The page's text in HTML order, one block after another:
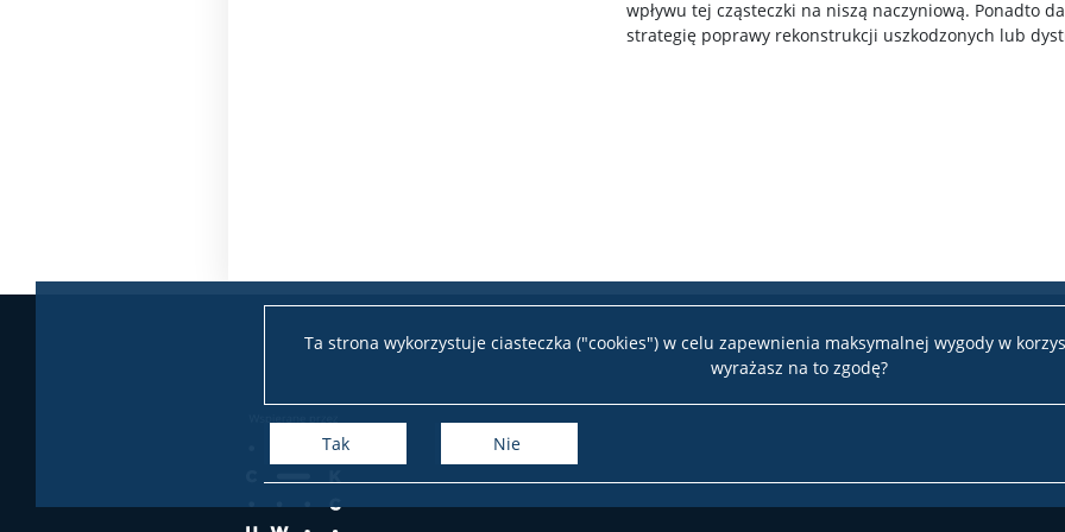
Ta strona wykorzystuje ciasteczka ("cookies") w celu zapewnienia maksymalnej wygody w
wyrażasz na to zgodę?
Tak Nie
wpływu tej cząsteczki na niszą naczyniową. Ponadto
strategię poprawy rekonstrukcji uszkodzonych lub